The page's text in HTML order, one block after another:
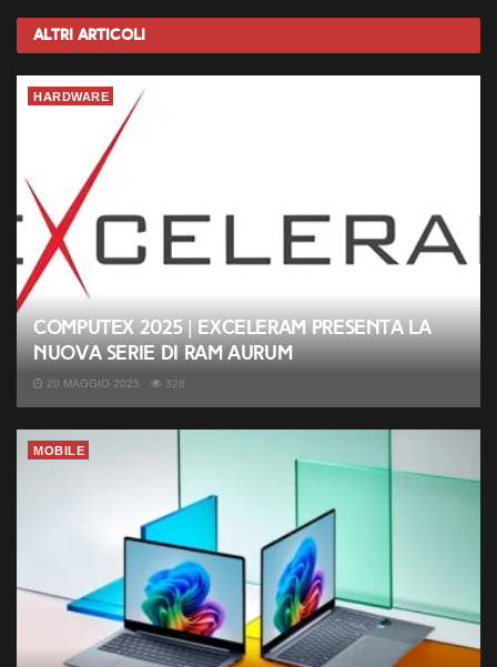
Altri Articoli
HARDWARE
Computex 2025 | Exceleram presenta la
nuova serie di RAM Aurum
20 MAGGIO 2025 328
MOBILE